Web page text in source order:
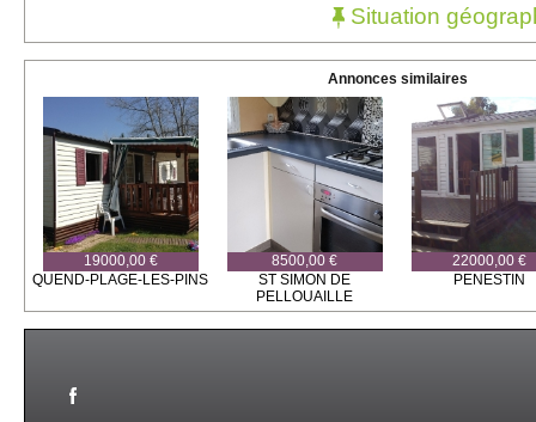
Situation
Annonces similaires
19000,00 €
QUEND-PLAGE-LES-PINS
8500,00 €
ST SIMON DE
PELLOUAILLE
22000,00 €
PENESTIN